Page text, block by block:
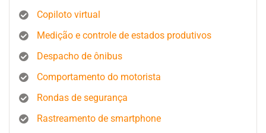
Copiloto virtual
Medição e controle de estados produtivos
Despacho de ônibus
Comportamento do motorista
Rondas de segurança
Rastreamento de smartphone